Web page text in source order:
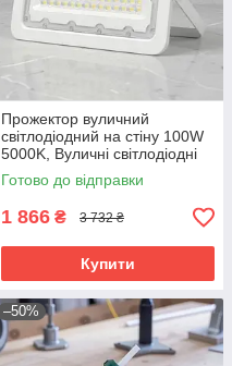
Прожектор вуличний
світлодіодний на стіну 100W
5000K, Вуличні світлодіодні
прожектори для дому,
Прожектор вуличний
Готово до відправки
1 866 ₴ 3 732 ₴
Купити
–50%